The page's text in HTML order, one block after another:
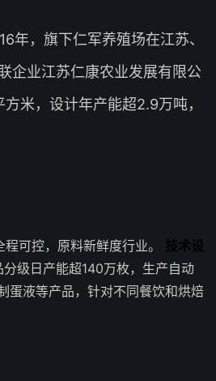
年，旗下仁军养殖场在江苏、
企业江苏仁康农业发展有限公
米，设计年产能超2.9万吨，
可控，原料新鲜度行业。 技术设
级日产能超140万枚，生产自动
蛋液等产品，针对不同餐饮和烘焙